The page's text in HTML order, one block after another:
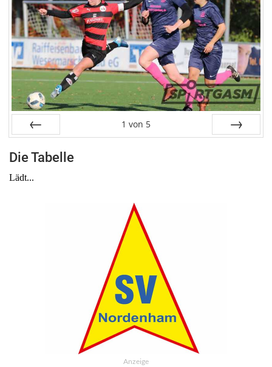
1 von 5
Die Tabelle
Anzeige